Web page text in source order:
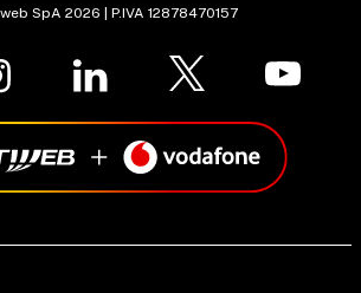
SpA 2026 | P.IVA 12878470157